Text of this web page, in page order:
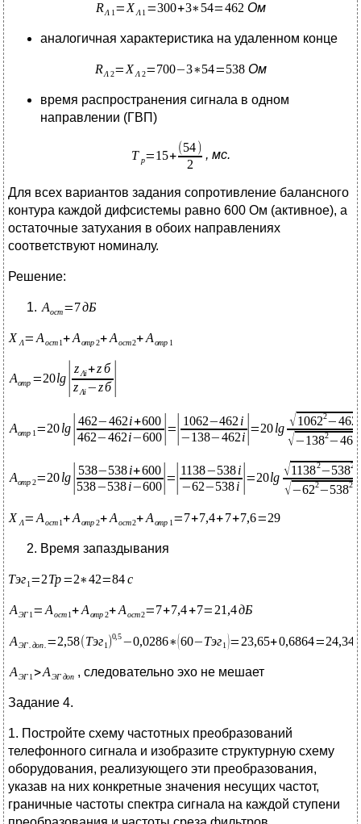
Ом
аналогичная характеристика на удаленном конце
Ом
время распространения сигнала в одном
направлении (ГВП)
, мс.
Для всех вариантов задания сопротивление балансного
контура каждой дифсистемы равно 600 Ом (активное), а
остаточные затухания в обоих направлениях
соответствуют номиналу.
Решение:
Время запаздывания
, следовательно эхо не мешает
Задание 4.
1. Постройте схему частотных преобразований
телефонного сигнала и изобразите структурную схему
оборудования, реализующего эти преобразования,
указав на них конкретные значения несущих частот,
граничные частоты спектра сигнала на каждой ступени